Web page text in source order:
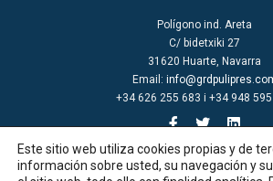
Polígono ind. Areta
C/ bidetxiki 27
31620 Huarte, Navarra
Email:
+34 626 255 683 i +34 948
Este sitio web utiliza cookies propias y de
información sobre usted, su navegación y